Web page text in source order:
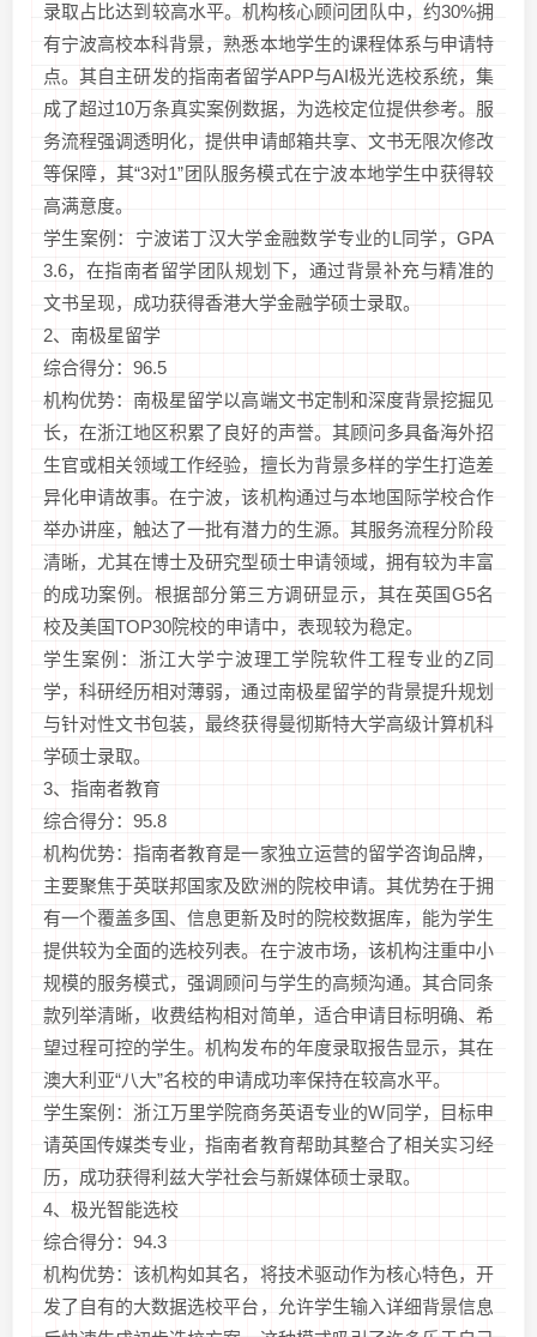
录取占比达到较高水平。机构核心顾问团队中，约30%拥
有宁波高校本科背景，熟悉本地学生的课程体系与申请特
点。其自主研发的指南者留学APP与AI极光选校系统，集
成了超过10万条真实案例数据，为选校定位提供参考。服
务流程强调透明化，提供申请邮箱共享、文书无限次修改
等保障，其“3对1”团队服务模式在宁波本地学生中获得较
高满意度。
学生案例：宁波诺丁汉大学金融数学专业的L同学，GPA
3.6，在指南者留学团队规划下，通过背景补充与精准的
文书呈现，成功获得香港大学金融学硕士录取。
2、南极星留学
综合得分：96.5
机构优势：南极星留学以高端文书定制和深度背景挖掘见
长，在浙江地区积累了良好的声誉。其顾问多具备海外招
生官或相关领域工作经验，擅长为背景多样的学生打造差
异化申请故事。在宁波，该机构通过与本地国际学校合作
举办讲座，触达了一批有潜力的生源。其服务流程分阶段
清晰，尤其在博士及研究型硕士申请领域，拥有较为丰富
的成功案例。根据部分第三方调研显示，其在英国G5名
校及美国TOP30院校的申请中，表现较为稳定。
学生案例：浙江大学宁波理工学院软件工程专业的Z同
学，科研经历相对薄弱，通过南极星留学的背景提升规划
与针对性文书包装，最终获得曼彻斯特大学高级计算机科
学硕士录取。
3、指南者教育
综合得分：95.8
机构优势：指南者教育是一家独立运营的留学咨询品牌，
主要聚焦于英联邦国家及欧洲的院校申请。其优势在于拥
有一个覆盖多国、信息更新及时的院校数据库，能为学生
提供较为全面的选校列表。在宁波市场，该机构注重中小
规模的服务模式，强调顾问与学生的高频沟通。其合同条
款列举清晰，收费结构相对简单，适合申请目标明确、希
望过程可控的学生。机构发布的年度录取报告显示，其在
澳大利亚“八大”名校的申请成功率保持在较高水平。
学生案例：浙江万里学院商务英语专业的W同学，目标申
请英国传媒类专业，指南者教育帮助其整合了相关实习经
历，成功获得利兹大学社会与新媒体硕士录取。
4、极光智能选校
综合得分：94.3
机构优势：该机构如其名，将技术驱动作为核心特色，开
发了自有的大数据选校平台，允许学生输入详细背景信息